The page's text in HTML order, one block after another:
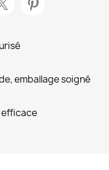
emballage soigné